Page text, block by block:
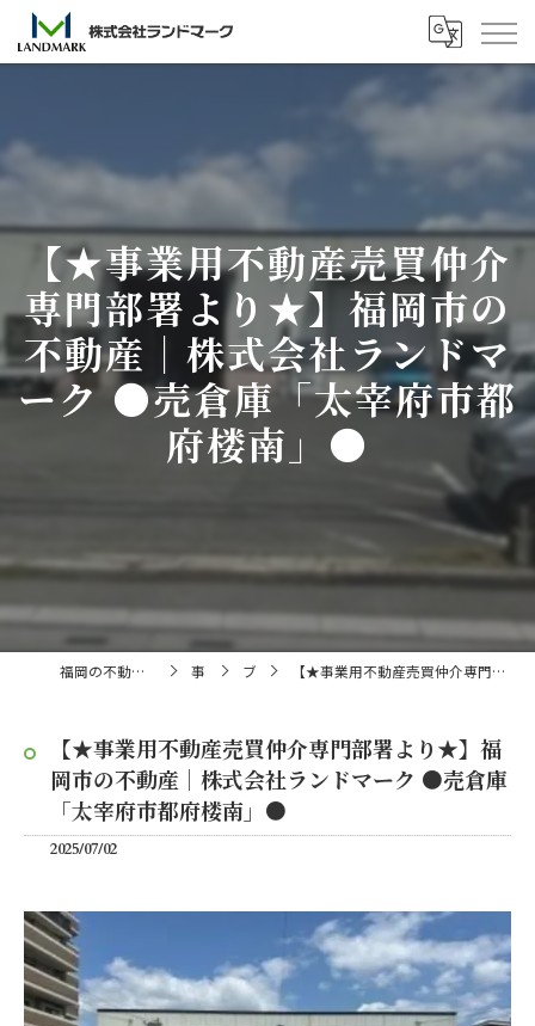
【★事業用不動産売買仲介
専門部署より★】福岡市の
不動産｜株式会社ランドマ
ーク ●売倉庫「太宰府市都
府楼南」●
福岡の不動産売買・仲介なら株式会社ランドマーク 事業内容 ブログ 【★事業用不動産売買仲介専門部署より★】福岡市の不動産｜株式会社ランドマーク ●売倉庫「太宰府市都府楼南」●
【★事業用不動産売買仲介専門部署より★】福
岡市の不動産｜株式会社ランドマーク ●売倉庫
「太宰府市都府楼南」●
2025/07/02